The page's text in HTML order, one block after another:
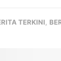
TERKINI